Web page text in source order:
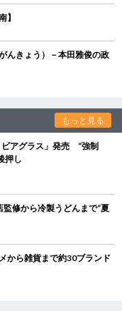
】
んきょう）－本田雅俊の政
もっと見る
ビアグラス」発売 “強制
押し
修から冷製うどんまで“夏
から雑貨まで約30ブランド